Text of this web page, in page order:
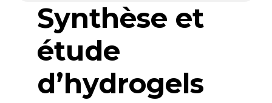
Synthèse et
étude
d’hydrogels